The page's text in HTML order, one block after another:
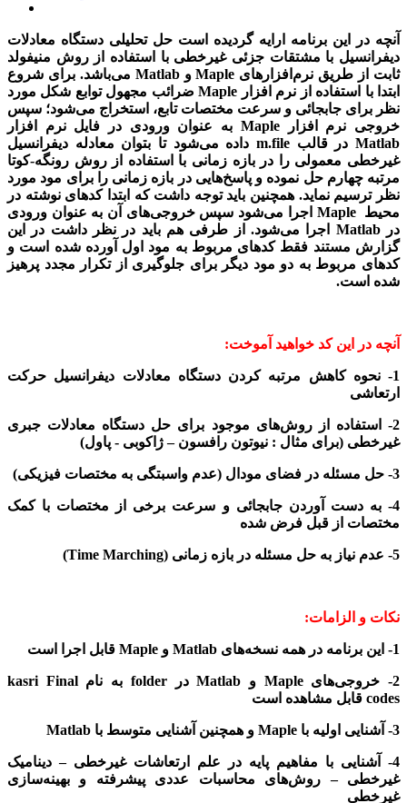
آنچه در این برنامه ارایه گردیده است حل تحلیلی دستگاه معادلات
دیفرانسیل با مشتقات جزئی غیرخطی با استفاده از روش منیفولد
ثابت از طریق نرم‌افزارهای MapleوMatlab می‌باشد. برای شروع
ابتدا با استفاده از نرم افزار Mapleضرائب مجهول توابع شکل مورد
نظر برای جابجائی و سرعت مختصات تابع، استخراج می‌شود؛ سپس
خروجی نرم افزارMaple به عنوان ورودی در فایل نرم افزار
Matlab در قالب m.file داده می‌شود تا بتوان معادله دیفرانسیل
غیرخطی معمولی را در بازه زمانی با استفاده از روش رونگه-کوتا
مرتبه چهارم حل نموده و پاسخ‌هایی در بازه زمانی را برای مود مورد
نظر ترسیم نماید. همچنین باید توجه داشت که ابتدا کدهای نوشته در
محیط Maple اجرا می‌شود سپس خروجی‌های آن به عنوان ورودی
درMatlab اجرا می‌شود. از طرفی هم باید در نظر داشت در این
گزارش مستند فقط کدهای مربوط به مود اول آورده شده است و
کدهای مربوط به دو مود دیگر برای جلوگیری از تکرار مجدد پرهیز
شده است.
آنچه در این کد خواهید آموخت:
1- نحوه کاهش مرتبه کردن دستگاه معادلات دیفرانسیل حرکت
ارتعاشی
2- استفاده از روش‌های موجود برای حل دستگاه معادلات جبری
غیرخطی (برای مثال : نیوتون رافسون – ژاکوبی - پاول)
3- حل مسئله در فضای مودال (عدم واسبتگی به مختصات فیزیکی)
4- به دست آوردن جابجائی و سرعت برخی از مختصات با کمک
مختصات از قبل فرض شده
5- عدم نیاز به حل مسئله در بازه زمانی ( Time Marching
)
نکات و الزامات:
1- این برنامه در همه نسخه‌های Matlab و Maple قابل اجرا است
2- خروجی‌هایMaple و Matlab درfolder به نام kasri Final
codes قابل مشاهده است
3- آشنایی اولیه با Maple و همچنین آشنایی متوسط با Matlab
4- آشنایی با مفاهیم پایه در علم ارتعاشات غیرخطی – دینامیک
غیرخطی – روش‌های محاسبات عددی پیشرفته و بهینه‌سازی
غیرخطی